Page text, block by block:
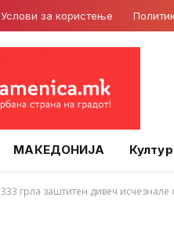
Услови за користење
МАКЕДОНИЈА
333 грла заштитен дивеч